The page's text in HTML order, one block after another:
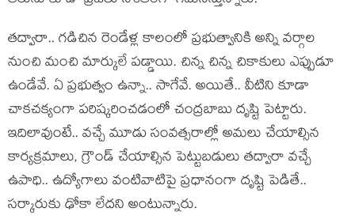
త‌ద్వారా.. గ‌డిచిన రెండేళ్ల కాలంలో ప్ర‌భుత్వానికి అన్ని వ‌ర్గాల
నుంచి మంచి మార్కులే ప‌డ్డాయి. చిన్న చిన్న చికాకులు ఎప్పుడూ
ఉండేవే. ఏ ప్ర‌భుత్వం ఉన్నా.. సాగేవే. అయితే.. వీటిని కూడా
చాక‌చ‌క్యంగా ప‌రిష్క‌రించ‌డంలో చంద్ర‌బాబు దృష్టి పెట్టారు.
ఇదిలావుంటే.. వ‌చ్చే మూడు సంవ‌త్స‌రాల్లో అమ‌లు చేయాల్సిన
కార్య‌క్ర‌మాలు, గ్రౌండ్ చేయాల్సిన పెట్టుబ‌డులు త‌ద్వారా వ‌చ్చే
ఉపాధి.. ఉద్యోగాలు వంటివాటిపై ప్ర‌ధానంగా దృష్టి పెడితే..
స‌ర్కారుకు ఢోకా లేద‌ని అంటున్నారు.